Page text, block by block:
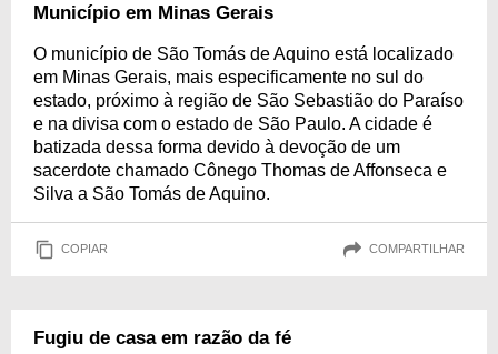
Município em Minas Gerais
O município de São Tomás de Aquino está localizado
em Minas Gerais, mais especificamente no sul do
estado, próximo à região de São Sebastião do Paraíso
e na divisa com o estado de São Paulo. A cidade é
batizada dessa forma devido à devoção de um
sacerdote chamado Cônego Thomas de Affonseca e
Silva a São Tomás de Aquino.
COPIAR COMPARTILHAR
Fugiu de casa em razão da fé